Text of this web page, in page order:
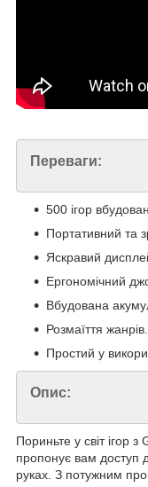
Переваги:
500 ігор
Портативний та
Яскравий
Ергономічний
Вбудована
Розмаїття жанрів.
Простий у
Опис:
Пориньте у світ ігор
пропонує вам доступ
руках. З потужним